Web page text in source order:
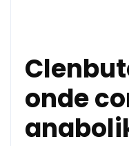
onde